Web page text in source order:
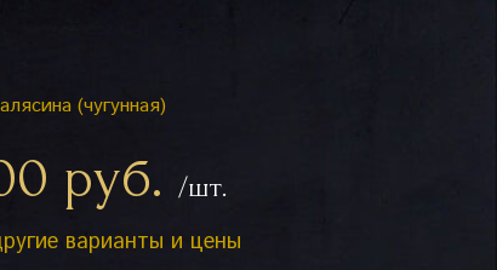
(чугунная)
руб. /шт.
варианты и цены